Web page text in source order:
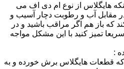
هایگلاس از نوع ام دی اف می
مقابل آب و رطوبت دچار آسیب و
که باز هم اگر مراقب باشید و در
تمیز کنید با این مشکل مواجه
:
قطعات هایگلاس برش خورده و به